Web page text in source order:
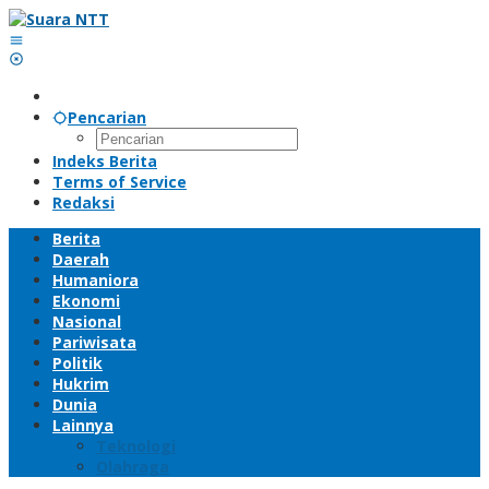
Lewati
ke
konten
Pencarian
Indeks Berita
Terms of Service
Redaksi
Berita
Daerah
Humaniora
Ekonomi
Nasional
Pariwisata
Politik
Hukrim
Dunia
Lainnya
Teknologi
Olahraga